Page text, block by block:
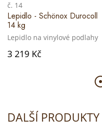
č. 14
Lepidlo - Schönox Durocoll
14 kg
Lepidlo na vinylové podlahy
3 219 Kč
DALŠÍ PRODUKTY